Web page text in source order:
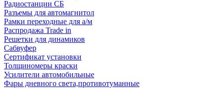
Радиостанции СБ
Разъемы для автомагнитол
Рамки переходные для а/м
Распродажа Trade in
Решетки для динамиков
Сабвуфер
Сертификат установки
Толщиномеры краски
Усилители автомобильные
Фары дневного света,противотуманные